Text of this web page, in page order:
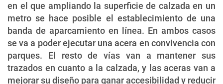
en el que ampliando la superficie de calzada en un
metro se hace posible el establecimiento de una
banda de aparcamiento en línea. En ambos casos
se va a poder ejecutar una acera en convivencia con
parques. El resto de vías van a mantener sus
trazados en cuanto a la calzada, y las aceras van a
mejorar su diseño para ganar accesibilidad y reducir